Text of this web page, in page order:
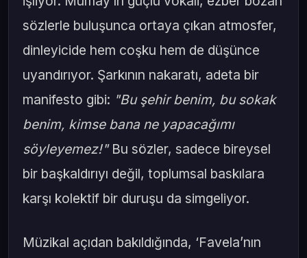
sözlerle buluşunca ortaya çıkan atmosfer,
dinleyicide hem coşku hem de düşünce
uyandırıyor. Şarkının nakaratı, adeta bir
manifesto gibi: "Bu şehir benim, bu sokak
benim, kimse bana ne yapacağımı
söyleyemez!"Bu sözler, sadece bireysel
bir başkaldırıyı değil, toplumsal baskılara
karşı kolektif bir duruşu da simgeliyor.
Müzikal açıdan bakıldığında, ‘Favela’nın